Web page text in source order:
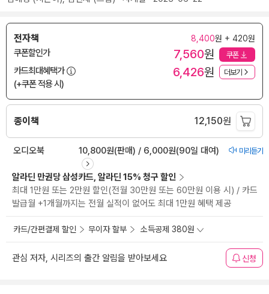
전자책 8,400원 + 420원
쿠폰할인가 7,560원 쿠폰
카드최대혜택가
(+쿠폰 적용 시)
6,426원 더보기
종이책 12,150원
오디오북 10,800원(판매) / 6,000원(90일 대여) 미리듣기
알라딘 만권당 삼성카드, 알라딘 15% 청구 할인
최대 1만원 또는 2만원 할인(전월 30만원 또는 60만원 이용 시) / 카드
발급월 +1개월까지는 전월 실적이 없어도 최대 1만원 혜택 제공
카드/간편결제 할인 무이자 할부 소득공제 380원
관심 저자, 시리즈의 출간 알림을 받아보세요 신청